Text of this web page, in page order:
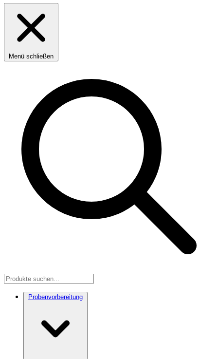
Menü schließen
Probenvorbereitung